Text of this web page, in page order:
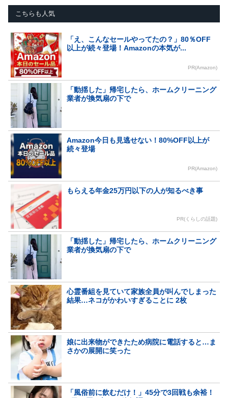
こちらも人気
「え、こんなセールやってたの？」80％OFF
以上が続々登場！Amazonの本気が...
PR(Amazon)
「動揺した」帰宅したら、ホームクリーニング
業者が換気扇の下で
Amazon今日も見逃せない！80%OFF以上が
続々登場
PR(Amazon)
もらえる年金25万円以下の人が知るべき事
PR(くらしの話題)
「動揺した」帰宅したら、ホームクリーニング
業者が換気扇の下で
心霊番組を見ていて家族全員が叫んでしまった
結果…ネコがかわいすぎることに 2枚
娘に出来物ができたため病院に電話すると…ま
さかの展開に笑った
「風俗前に飲むだけ！」45分で3回戦も余裕！